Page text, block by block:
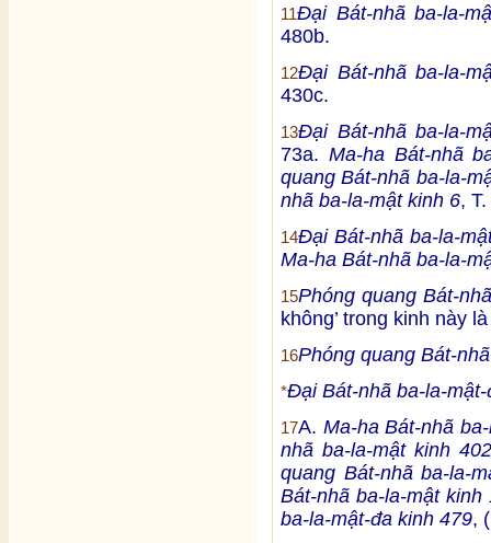
11Đại Bát-nhã ba-la-
480b.
12Đại Bát-nhã ba-la-
430c.
13Đại Bát-nhã ba-la-
73a. Ma-ha Bát-nhã
quang Bát-nhã ba-la-
nhã ba-la-mật kinh 6,
14Đại Bát-nhã ba-la-
Ma-ha Bát-nhã ba-la-
15Phóng quang Bát-
không’ trong kinh này
16Phóng quang Bát-
*Đại Bát-nhã ba-la-
17A. Ma-ha Bát-nhã
nhã ba-la-mật kinh 402
quang Bát-nhã ba-la-
Bát-nhã ba-la-mật kinh
ba-la-mật-đa kinh 479,